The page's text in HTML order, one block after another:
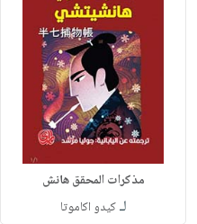
مذكرات المحقق هانش
لـكيدو اكاموتا